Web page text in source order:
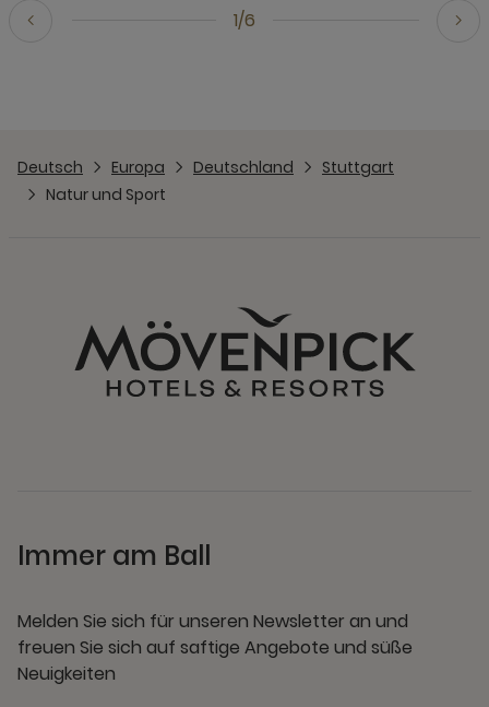
1/6
Deutsch Europa Deutschland
Stuttgart
Natur und Sport
Immer am Ball
Melden Sie sich für unseren Newsletter an und
freuen Sie sich auf saftige Angebote und süße
Neuigkeiten